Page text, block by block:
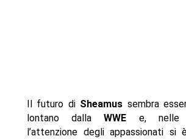
Il futuro di Sheamus sembra
lontano dallaWWE e, nelle
l’attenzione degli appassionati si